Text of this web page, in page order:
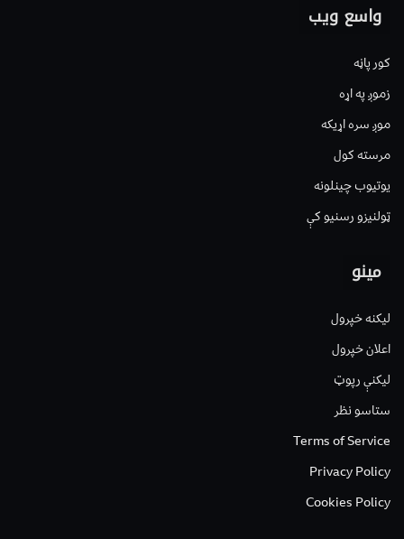
واسع ویب
کور پاڼه
زموږ په اړه
موږ سره اړیکه
مرسته کول
یوتیوب چینلونه
ټولنیزو رسنیو کې
مینو
لیکنه خپرول
اعلان خپرول
لیکنې رپوټ
ستاسو نظر
Terms of Service
Privacy Policy
Cookies Policy